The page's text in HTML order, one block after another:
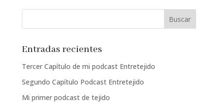
Entradas recientes
Tercer Capítulo de mi podcast Entretejido
Segundo Capítulo Podcast Entretejido
Mi primer podcast de tejido